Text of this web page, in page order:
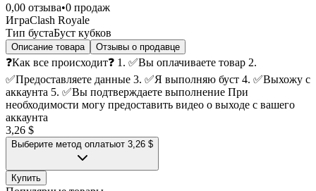
0,00 отзыва•0 продаж
ИграClash Royale
Тип бустаБуст кубков
Описание товара Отзывы о продавце
❓Как все происходит❓ 1. ✅Вы оплачиваете товар 2.
✅Предоставляете данные 3. ✅Я выполняю буст 4. ✅Выхожу с
аккаунта 5. ✅Вы подтверждаете выполнение При
необходимости могу предоставить видео о выходе с вашего
аккаунта
3,26 $
Выберите метод оплатыот 3,26 $
Купить